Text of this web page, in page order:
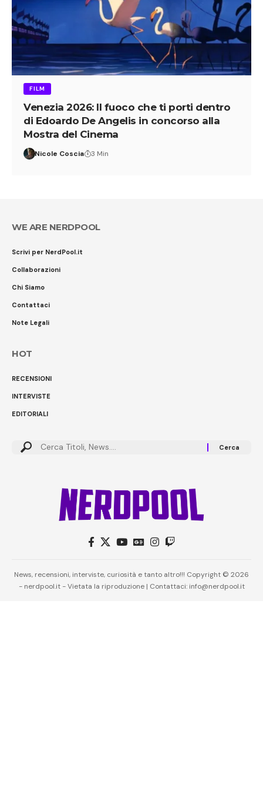
FILM
Venezia 2026: Il fuoco che ti porti dentro
di Edoardo De Angelis in concorso alla
Mostra del Cinema
Nicole Coscia 3 Min
WE ARE NERDPOOL
Scrivi per NerdPool.it
Collaborazioni
Chi Siamo
Contattaci
Note Legali
HOT
RECENSIONI
INTERVISTE
EDITORIALI
News, recensioni, interviste, curiosità e tanto altro!!! Copyright © 2026
- nerdpool.it - Vietata la riproduzione | Contattaci: info@nerdpool.it